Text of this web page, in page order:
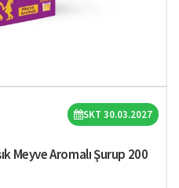
SKT 30.03.2027
Meyve Aromalı Şurup 200